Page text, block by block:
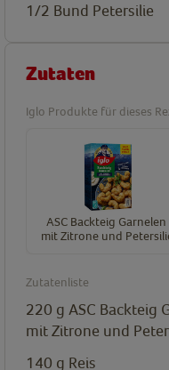
1/2 Bund Petersilie
Zutaten
Iglo Produkte für dieses
ASC Backteig Garnelen
mit Zitrone und
Zutatenliste
220 g ASC Backteig
mit Zitrone und
140 g Reis